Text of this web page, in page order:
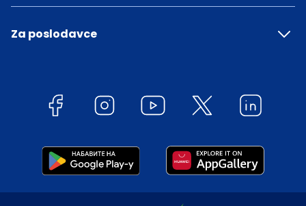
Za poslodavce